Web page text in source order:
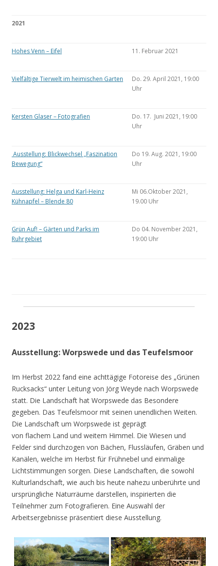
2021
Hohes Venn – Eifel 11. Februar 2021
Vielfältige Tierwelt im heimischen Garten
Do. 29. April 2021, 19:00
Uhr
Kersten Glaser – Fotografien
Do. 17. Juni 2021, 19:00
Uhr
Ausstellung: Blickwechsel „Faszination
Bewegung“
Do 19. Aug. 2021, 19:00
Uhr
Ausstellung: Helga und Karl-Heinz
Kühnapfel – Blende 80
Mi 06.Oktober 2021,
19.00 Uhr
Grün Auf! – Gärten und Parks im
Ruhrgebiet
Do 04. November 2021,
19:00 Uhr
2023
Ausstellung: Worpswede und das Teufelsmoor
Im Herbst 2022 fand eine achttägige Fotoreise des „Grünen
Rucksacks“ unter Leitung von Jörg Weyde nach Worpswede
statt. Die Landschaft hat Worpswede das Besondere
gegeben. Das Teufelsmoor mit seinen unendlichen Weiten.
Die Landschaft um Worpswede ist geprägt
von flachem Land und weitem Himmel. Die Wiesen und
Felder sind durchzogen von Bächen, Flussläufen, Gräben und
Kanälen, welche im Herbst für Frühnebel und einmalige
Lichtstimmungen sorgen. Diese Landschaften, die sowohl
Kulturlandschaft, wie auch bis heute nahezu unberührte und
ursprüngliche Naturräume darstellen, inspirierten die
Teilnehmer zum Fotografieren. Eine Auswahl der
Arbeitsergebnisse präsentiert diese Ausstellung.